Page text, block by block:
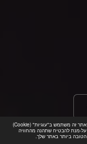
אתר זה משתמש ב"עוגיות" (Cookie)
על-מנת להבטיח שתהנה מהחוויה
הטובה ביותר באתר שלך.